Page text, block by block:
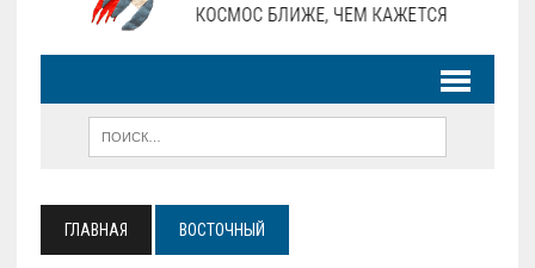
ГЛАВНАЯ ВОСТОЧНЫЙ